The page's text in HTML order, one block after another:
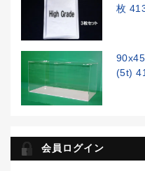
枚
(5t)
会員ログイン